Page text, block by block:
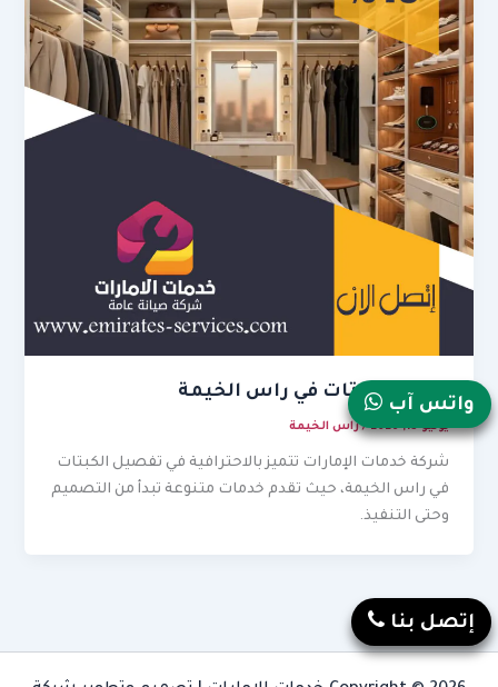
تفصيل كبتات في راس الخيمة
يونيو 13, 2026 /راس الخيمة
شركة خدمات الإمارات تتميز بالاحترافية في تفصيل الكبتات
في راس الخيمة، حيث تقدم خدمات متنوعة تبدأ من التصميم
وحتى التنفيذ.
واتس آب
إتصل بنا